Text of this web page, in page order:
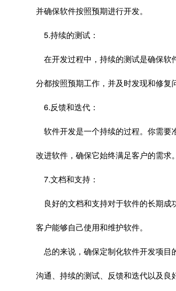
并确保软件按照预期进行开发。
5.持续的测试：
在开发过程中，持续的测试是确保软
分都按照预期工作，并及时发现和修复
6.反馈和迭代：
软件开发是一个持续的过程。你需要
改进软件，确保它始终满足客户的需求。
7.文档和支持：
良好的文档和支持对于软件的长期成
客户能够自己使用和维护软件。
总的来说，确保定制化软件开发项目
沟通、持续的测试、反馈和迭代以及